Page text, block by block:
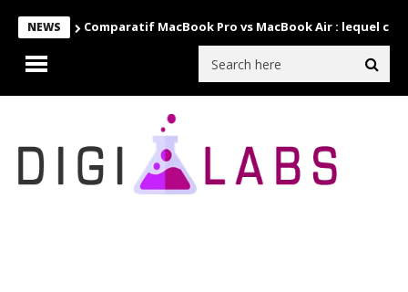
NEWS Comparatif MacBook Pro vs MacBook Air : lequel